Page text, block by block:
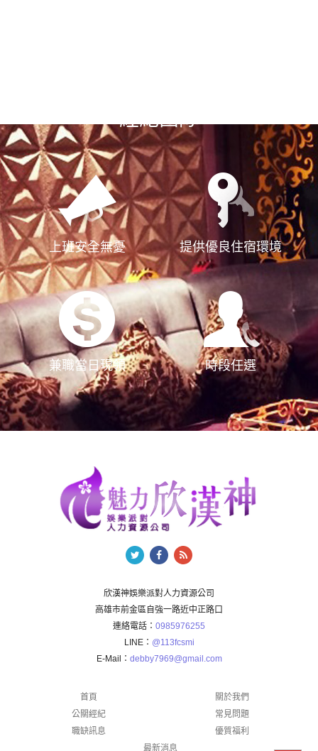
經紀團隊
上班安全無憂 提供優良住宿環境
兼職當日現領 時段任選
欣漢神娛樂派對人力資源公司
高雄市前金區自強一路近中正路口
連絡電話： 0985976255
LINE： @113fcsmi
E-Mail： debby7969@gmail.com
首頁
關於我們
公關經紀
常見問題
職缺訊息
優質福利
最新消息